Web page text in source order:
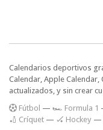
Calendarios deportivos
Calendar, Apple
actualizados, y sin crear
Fútbol — 🏎️ Formula 1
🏏 Críquet — 🏑 Hockey —